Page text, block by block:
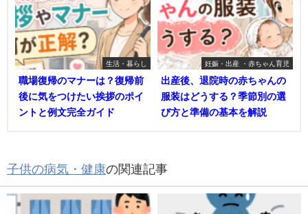
生活・暮らし
職場復帰のマナーは？復帰前
後に気をつけたい挨拶のポイ
ントと例文完全ガイド
妊娠・出産 ・赤ちゃん育児
出産後、退院時の赤ちゃんの
服装はどうする？季節別の選
び方と準備の基本を解説
子供の病気・健康の関連記事